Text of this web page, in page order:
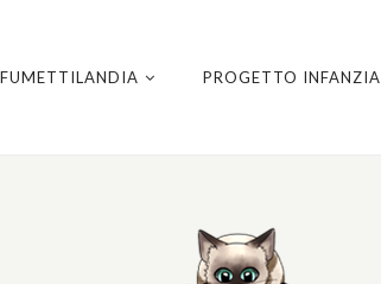
FUMETTILANDIA PROGETTO INFANZIA